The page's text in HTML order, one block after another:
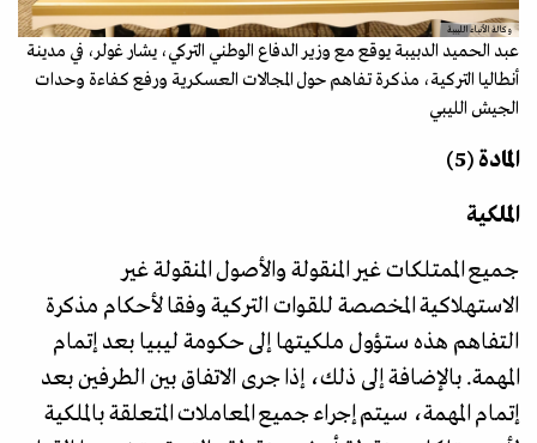
وكالة الأنباء الليبية
عبد الحميد الدبيبة يوقع مع وزير الدفاع الوطني التركي، يشار غولر، في مدينة
أنطاليا التركية، مذكرة تفاهم حول المجالات العسكرية ورفع كفاءة وحدات
الجيش الليبي
المادة (5)
الملكية
جميع الممتلكات غير المنقولة والأصول المنقولة غير
الاستهلاكية المخصصة للقوات التركية وفقا لأحكام مذكرة
التفاهم هذه ستؤول ملكيتها إلى حكومة ليبيا بعد إتمام
المهمة. بالإضافة إلى ذلك، إذا جرى الاتفاق بين الطرفين بعد
إتمام المهمة، سيتم إجراء جميع المعاملات المتعلقة بالملكية